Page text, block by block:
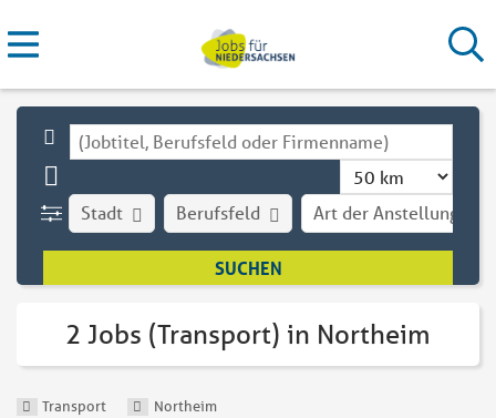
Stadt Art der Anstellung
Berufsfeld
2 Jobs (Transport) in Northeim
Transport Northeim